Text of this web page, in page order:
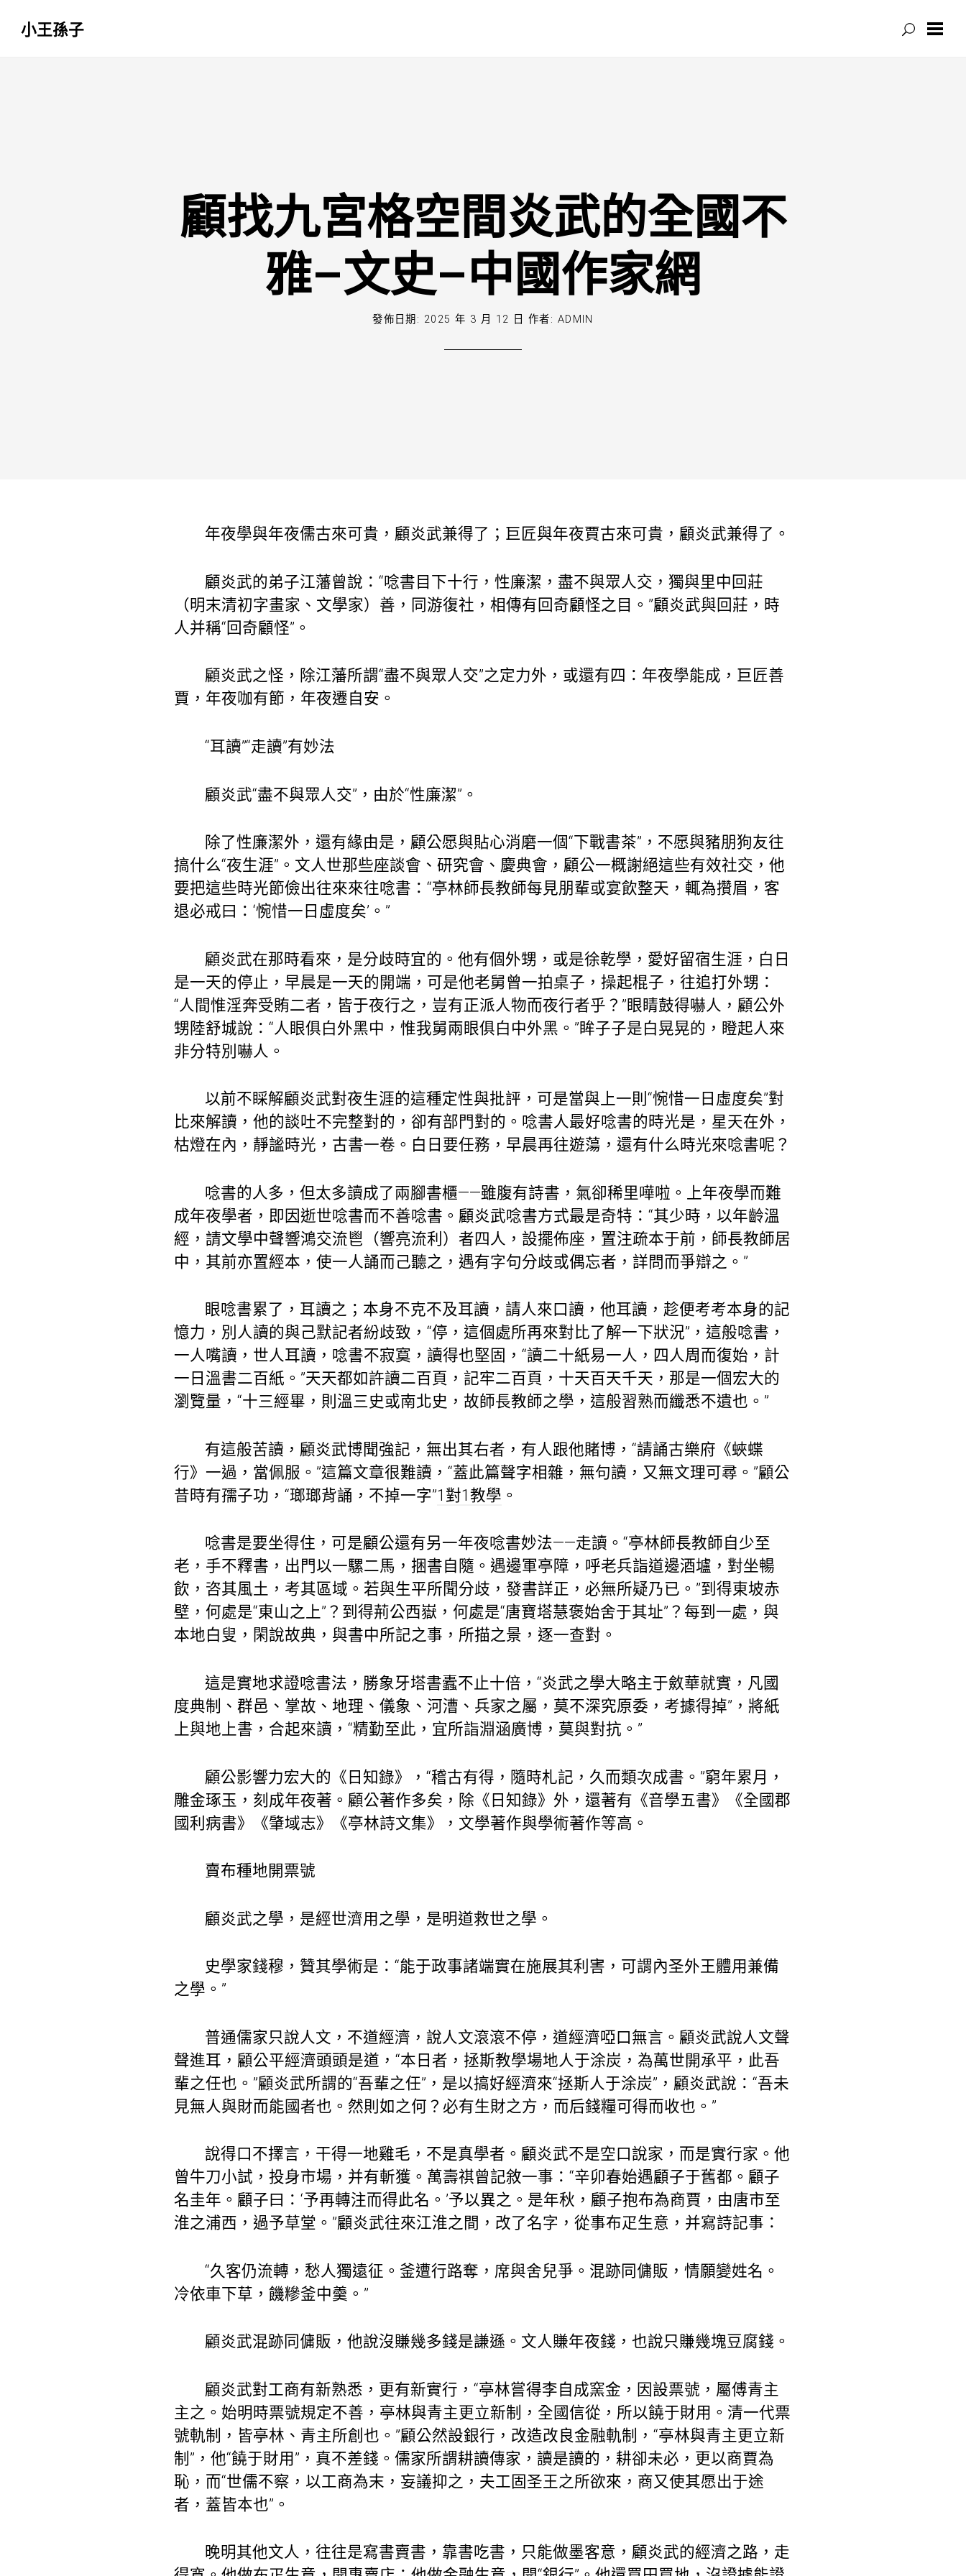
小王孫子
顧找九宮格空間炎武的全國不
雅–文史–中國作家網
發佈日期: 2025 年 3 月 12 日 作者: ADMIN
年夜學與年夜儒古來可貴，顧炎武兼得了；巨匠與年夜賈古來可貴，顧炎武兼得了。
顧炎武的弟子江藩曾說：“唸書目下十行，性廉潔，盡不與眾人交，獨與里中回莊
（明末清初字畫家、文學家）善，同游復社，相傳有回奇顧怪之目。”顧炎武與回莊，時
人并稱“回奇顧怪”。
顧炎武之怪，除江藩所謂“盡不與眾人交”之定力外，或還有四：年夜學能成，巨匠善
賈，年夜咖有節，年夜遷自安。
“耳讀”“走讀”有妙法
顧炎武“盡不與眾人交”，由於“性廉潔”。
除了性廉潔外，還有緣由是，顧公愿與貼心消磨一個“下戰書茶”，不愿與豬朋狗友往
搞什么“夜生涯”。文人世那些座談會、研究會、慶典會，顧公一概謝絕這些有效社交，他
要把這些時光節儉出往來來往唸書：“亭林師長教師每見朋輩或宴飲整天，輒為攢眉，客
退必戒曰：‘惋惜一日虛度矣’。”
顧炎武在那時看來，是分歧時宜的。他有個外甥，或是徐乾學，愛好留宿生涯，白日
是一天的停止，早晨是一天的開端，可是他老舅曾一拍桌子，操起棍子，往追打外甥：
“人間惟淫奔受賄二者，皆于夜行之，豈有正派人物而夜行者乎？”眼睛鼓得嚇人，顧公外
甥陸舒城說：“人眼俱白外黑中，惟我舅兩眼俱白中外黑。”眸子子是白晃晃的，瞪起人來
非分特別嚇人。
以前不睬解顧炎武對夜生涯的這種定性與批評，可是當與上一則“惋惜一日虛度矣”對
比來解讀，他的談吐不完整對的，卻有部門對的。唸書人最好唸書的時光是，星天在外，
枯燈在內，靜謐時光，古書一卷。白日要任務，早晨再往遊蕩，還有什么時光來唸書呢？
唸書的人多，但太多讀成了兩腳書櫃——雖腹有詩書，氣卻稀里嘩啦。上年夜學而難
成年夜學者，即因逝世唸書而不善唸書。顧炎武唸書方式最是奇特：“其少時，以年齡溫
經，請文學中聲響鴻交流鬯（響亮流利）者四人，設擺佈座，置注疏本于前，師長教師居
中，其前亦置經本，使一人誦而己聽之，遇有字句分歧或偶忘者，詳問而爭辯之。”
眼唸書累了，耳讀之；本身不克不及耳讀，請人來口讀，他耳讀，趁便考考本身的記
憶力，別人讀的與己默記者紛歧致，“停，這個處所再來對比了解一下狀況”，這般唸書，
一人嘴讀，世人耳讀，唸書不寂寞，讀得也堅固，“讀二十紙易一人，四人周而復始，計
一日溫書二百紙。”天天都如許讀二百頁，記牢二百頁，十天百天千天，那是一個宏大的
瀏覽量，“十三經畢，則溫三史或南北史，故師長教師之學，這般習熟而纖悉不遺也。”
有這般苦讀，顧炎武博聞強記，無出其右者，有人跟他賭博，“請誦古樂府《蛺蝶
行》一過，當佩服。”這篇文章很難讀，“蓋此篇聲字相雜，無句讀，又無文理可尋。”顧公
昔時有孺子功，“瑯瑯背誦，不掉一字”1對1教學 。
唸書是要坐得住，可是顧公還有另一年夜唸書妙法——走讀。“亭林師長教師自少至
老，手不釋書，出門以一騾二馬，捆書自隨。遇邊軍亭障，呼老兵詣道邊酒壚，對坐暢
飲，咨其風土，考其區域。若與生平所聞分歧，發書詳正，必無所疑乃已。”到得東坡赤
壁，何處是“東山之上”？到得荊公西嶽，何處是“唐寶塔慧褒始舍于其址”？每到一處，與
本地白叟，閑說故典，與書中所記之事，所描之景，逐一查對。
這是實地求證唸書法，勝象牙塔書蠹不止十倍，“炎武之學大略主于斂華就實，凡國
度典制、群邑、掌故、地理、儀象、河漕、兵家之屬，莫不深究原委，考據得掉”，將紙
上與地上書，合起來讀，“精勤至此，宜所詣淵涵廣博，莫與對抗。”
顧公影響力宏大的《日知錄》，“稽古有得，隨時札記，久而類次成書。”窮年累月，
雕金琢玉，刻成年夜著。顧公著作多矣，除《日知錄》外，還著有《音學五書》《全國郡
國利病書》《肇域志》《亭林詩文集》，文學著作與學術著作等高。
賣布種地開票號
顧炎武之學，是經世濟用之學，是明道救世之學。
史學家錢穆，贊其學術是：“能于政事諸端實在施展其利害，可謂內圣外王體用兼備
之學。”
普通儒家只說人文，不道經濟，說人文滾滾不停，道經濟啞口無言。顧炎武說人文聲
聲進耳，顧公平經濟頭頭是道，“本日者，拯斯教學場地人于涂炭，為萬世開承平，此吾
輩之任也。”顧炎武所謂的“吾輩之任”，是以搞好經濟來“拯斯人于涂炭”，顧炎武說：“吾未
見無人與財而能國者也。然則如之何？必有生財之方，而后錢糧可得而收也。”
說得口不擇言，干得一地雞毛，不是真學者。顧炎武不是空口說家，而是實行家。他
曾牛刀小試，投身市場，并有斬獲。萬壽祺曾記敘一事：“辛卯春始遇顧子于舊都。顧子
名圭年。顧子曰：‘予再轉注而得此名。’予以異之。是年秋，顧子抱布為商賈，由唐市至
淮之浦西，過予草堂。”顧炎武往來江淮之間，改了名字，從事布疋生意，并寫詩記事：
“久客仍流轉，愁人獨遠征。釜遭行路奪，席與舍兒爭。混跡同傭販，情願變姓名。
冷依車下草，饑糝釜中羹。”
顧炎武混跡同傭販，他說沒賺幾多錢是謙遜。文人賺年夜錢，也說只賺幾塊豆腐錢。
顧炎武對工商有新熟悉，更有新實行，“亭林嘗得李自成窯金，因設票號，屬傅青主
主之。始明時票號規定不善，亭林與青主更立新制，全國信從，所以饒于財用。清一代票
號軌制，皆亭林、青主所創也。”顧公然設銀行，改造改良金融軌制，“亭林與青主更立新
制”，他“饒于財用”，真不差錢。儒家所謂耕讀傳家，讀是讀的，耕卻未必，更以商賈為
恥，而“世儒不察，以工商為末，妄議抑之，夫工固圣王之所欲來，商又使其愿出于途
者，蓋皆本也”。
晚明其他文人，往往是寫書賣書，靠書吃書，只能做墨客意，顧炎武的經濟之路，走